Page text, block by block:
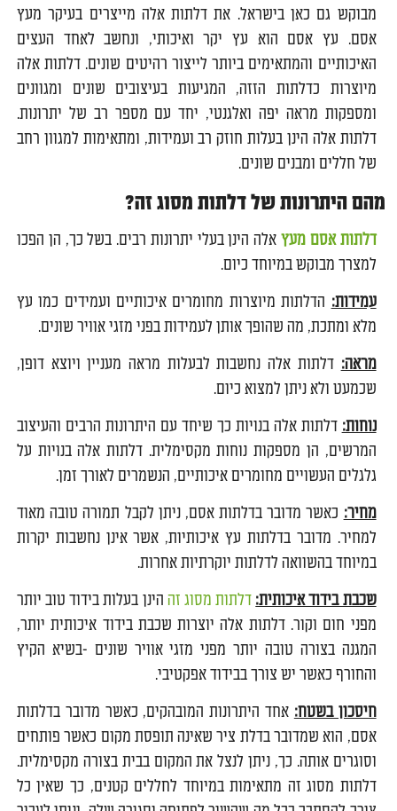
מבוקש גם כאן בישראל. את דלתות אלה מייצרים בעיקר מעץ
אסם. עץ אסם הוא עץ יקר ואיכותי, ונחשב לאחד העצים
האיכותיים והמתאימים ביותר לייצור רהיטים שונים. דלתות אלה
מיוצרות כדלתות הזזה, המגיעות בעיצובים שונים ומגוונים
ומספקות מראה יפה ואלגנטי, יחד עם מספר רב של יתרונות.
דלתות אלה הינן בעלות חוזק רב ועמידות, ומתאימות למגוון רחב
של חללים ומבנים שונים.
מהם היתרונות של דלתות מסוג זה?
דלתות אסם מעץ אלה הינן בעלי יתרונות רבים. בשל כך, הן הפכו
למצרך מבוקש במיוחד כיום.
עמידות: הדלתות מיוצרות מחומרים איכותיים ועמידים כמו עץ
מלא ומתכת, מה שהופך אותן לעמידות בפני מזגי אוויר שונים.
מראה: דלתות אלה נחשבות לבעלות מראה מעניין ויוצא דופן,
שכמעט ולא ניתן למצוא כיום.
נוחות: דלתות אלה בנויות כך שיחד עם היתרונות הרבים והעיצוב
המרשים, הן מספקות נוחות מקסימלית. דלתות אלה בנויות על
גלגלים העשויים מחומרים איכותיים, הנשמרים לאורך זמן.
מחיר: כאשר מדובר בדלתות אסם, ניתן לקבל תמורה טובה מאוד
למחיר. מדובר בדלתות עץ איכותיות, אשר אינן נחשבות יקרות
במיוחד בהשוואה לדלתות יוקרתיות אחרות.
שכבת בידוד איכותית: דלתות מסוג זה הינן בעלות בידוד טוב יותר
מפני חום וקור. דלתות אלה יוצרות שכבת בידוד איכותית יותר,
המגנה בצורה טובה יותר מפני מזגי אוויר שונים -בשיא הקיץ
והחורף כאשר יש צורך בבידוד אפקטיבי.
חיסכון בשטח: אחד היתרונות המובהקים, כאשר מדובר בדלתות
אסם, הוא שמדובר בדלת ציר שאינה תופסת מקום כאשר פותחים
וסוגרים אותה. כך, ניתן לנצל את המקום בבית בצורה מקסימלית.
דלתות מסוג זה מתאימות במיוחד לחללים קטנים, כך שאין כל